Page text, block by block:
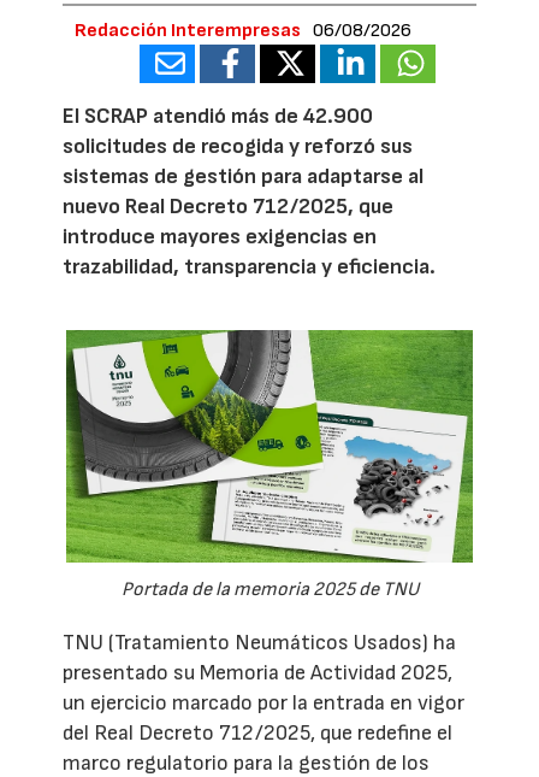
Redacción Interempresas 06/08/2026
El SCRAP atendió más de 42.900
solicitudes de recogida y reforzó sus
sistemas de gestión para adaptarse al
nuevo Real Decreto 712/2025, que
introduce mayores exigencias en
trazabilidad, transparencia y eficiencia.
Portada de la memoria 2025 de TNU
TNU (Tratamiento Neumáticos Usados) ha
presentado su Memoria de Actividad 2025,
un ejercicio marcado por la entrada en vigor
del Real Decreto 712/2025, que redefine el
marco regulatorio para la gestión de los